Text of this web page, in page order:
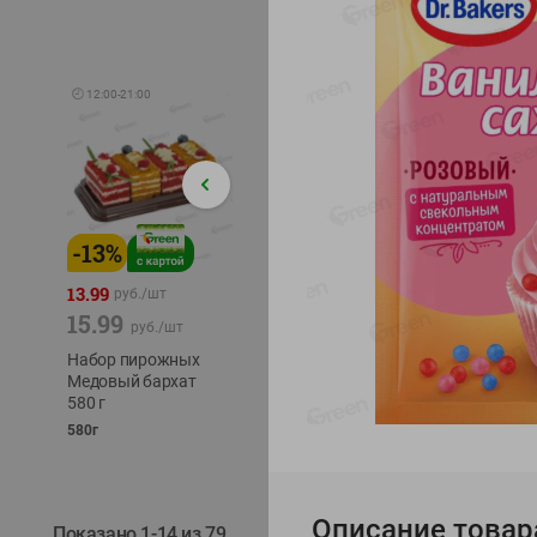
🕘 12:00-21:00
-13%
13.99 руб./шт
15.99 руб./шт
Набор пирожных
Медовый бархат
580 г
580г
- 24%
4.99
ТОФУ
230г
Описание